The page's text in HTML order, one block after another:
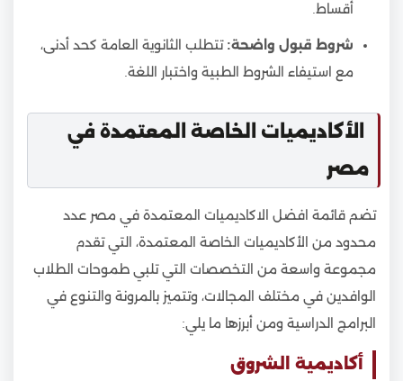
أقساط.
شروط قبول واضحة:تتطلب الثانوية العامة كحد أدنى،
مع استيفاء الشروط الطبية واختبار اللغة.
الأكاديميات الخاصة المعتمدة في
مصر
تضم قائمة افضل الاكاديميات المعتمدة في مصر عدد
محدود من الأكاديميات الخاصة المعتمدة، التي تقدم
مجموعة واسعة من التخصصات التي تلبي طموحات الطلاب
الوافدين في مختلف المجالات، وتتميز بالمرونة والتنوع في
البرامج الدراسية ومن أبرزها ما يلي:
أكاديمية الشروق